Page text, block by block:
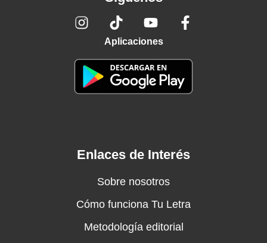
Aplicaciones
Enlaces de Interés
Sobre nosotros
Cómo funciona Tu Letra
Metodología editorial